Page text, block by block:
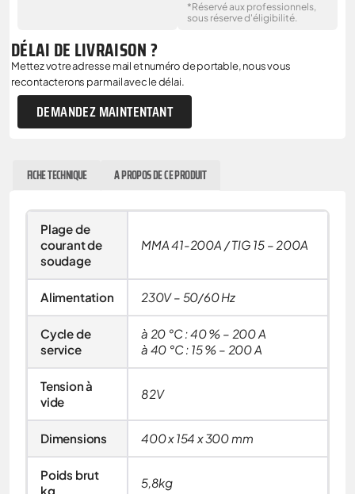
*Réservé aux professionnels,
sous réserve d'éligibilité.
DÉLAI DE LIVRAISON ?
Mettez votre adresse mail et numéro de portable, nous vous
recontacterons par mail avec le délai.
DEMANDEZ MAINTENTANT
FICHE TECHNIQUE A PROPOS DE CE PRODUIT
Plage de
courant de
soudage
MMA 41-200A / TIG 15 – 200A
Alimentation 230V – 50/60 Hz
Cycle de
service
à 20 °C : 40 % – 200 A
à 40 °C : 15 % – 200 A
Tension à
vide
82V
Dimensions 400 x 154 x 300 mm
Poids brut
kg
5,8kg